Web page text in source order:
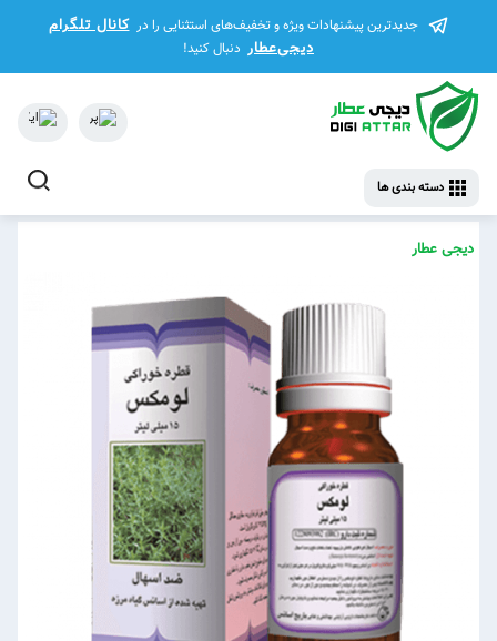
جدیدترین پیشنهادات ویژه و تخفیف‌های استثنایی را در کانال تلگرام
دیجی‌عطار دنبال کنید!
دسته بندی ها
دیجی عطار